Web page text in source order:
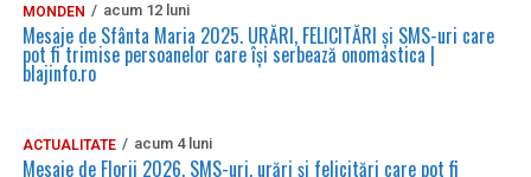
MONDEN acum 12 luni
Mesaje de Sfânta Maria 2025. URĂRI, FELICITĂRI și SMS-uri care
pot fi trimise persoanelor care își serbează onomastica |
blajinfo.ro
ACTUALITATE acum 4 luni
Mesaje de Florii 2026. SMS-uri, urări și felicitări care pot fi